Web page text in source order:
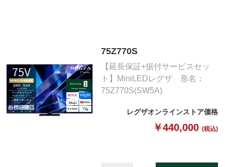
75Z770S
【延長保証+据付サービスセッ
ト】MiniLEDレグザ 形名：
75Z770S(SW5A)
レグザオンラインストア価格
￥440,000 (税込)